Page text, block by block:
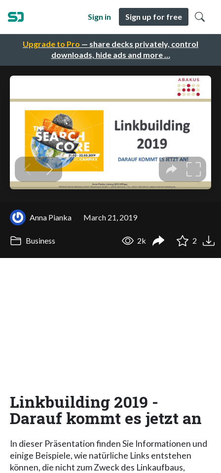
Upgrade to Pro — share decks privately, control
downloads, hide ads and more …
Sign in Sign up for free
Anna Pianka March 21, 2019
Business 2k 2
Linkbuilding 2019 -
Darauf kommt es jetzt an
In dieser Präsentation finden Sie Informationen und
einige Beispiele, wie natürliche Links entstehen
können, die nicht zum Zweck des Linkaufbaus,